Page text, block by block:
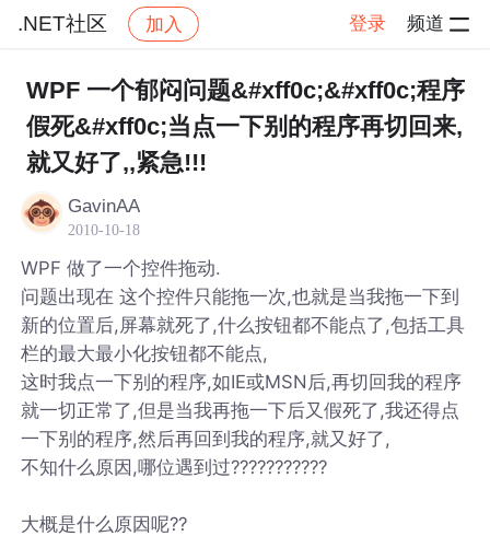
.NET社区 加入 登录 频道
社区 .NET社区 帖子详情
WPF 一个郁闷问题&#xff0c;&#xff0c;程序
假死&#xff0c;当点一下别的程序再切回来,
就又好了,,紧急!!!
GavinAA
2010-10-18
WPF 做了一个控件拖动.
问题出现在 这个控件只能拖一次,也就是当我拖一下到
新的位置后,屏幕就死了,什么按钮都不能点了,包括工具
栏的最大最小化按钮都不能点,
这时我点一下别的程序,如IE或MSN后,再切回我的程序
就一切正常了,但是当我再拖一下后又假死了,我还得点
一下别的程序,然后再回到我的程序,就又好了,
不知什么原因,哪位遇到过???????????
大概是什么原因呢??